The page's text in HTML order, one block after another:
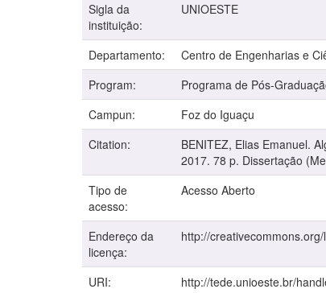
Sigla da
instituição:
UNIOESTE
Departamento:
Centro de Engenharias e
Program:
Programa de Pós-
Campun:
Foz do Iguaçu
Citation:
BENITEZ, Elias Emanuel.
2017. 78 p. Dissertação
Tipo de
acesso:
Acesso Aberto
Endereço da
licença:
http://
URI:
http://tede.unioeste.br/